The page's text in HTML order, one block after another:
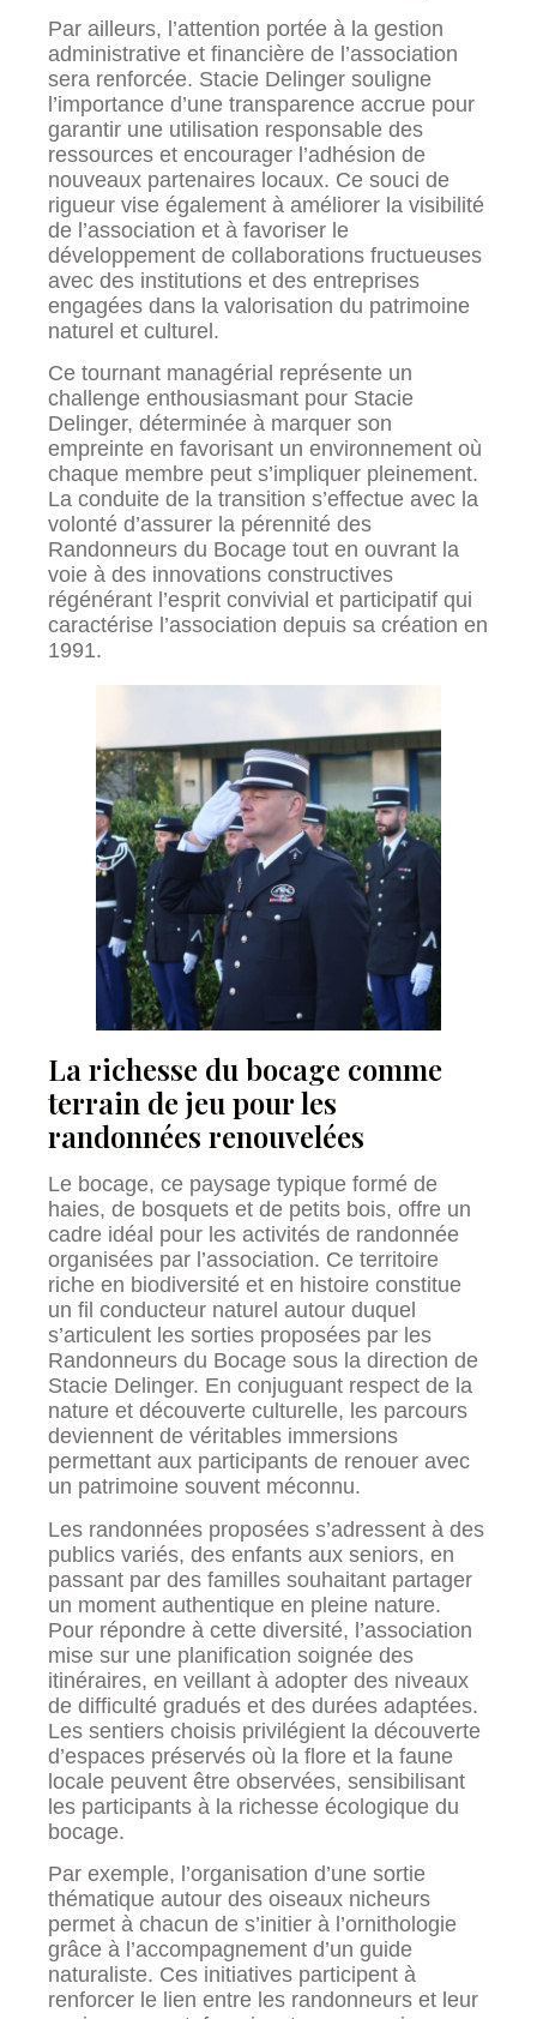
Par ailleurs, l’attention portée à la gestion
administrative et financière de l’association
sera renforcée. Stacie Delinger souligne
l’importance d’une transparence accrue pour
garantir une utilisation responsable des
ressources et encourager l’adhésion de
nouveaux partenaires locaux. Ce souci de
rigueur vise également à améliorer la visibilité
de l’association et à favoriser le
développement de collaborations fructueuses
avec des institutions et des entreprises
engagées dans la valorisation du patrimoine
naturel et culturel.
Ce tournant managérial représente un
challenge enthousiasmant pour Stacie
Delinger, déterminée à marquer son
empreinte en favorisant un environnement où
chaque membre peut s’impliquer pleinement.
La conduite de la transition s’effectue avec la
volonté d’assurer la pérennité des
Randonneurs du Bocage tout en ouvrant la
voie à des innovations constructives
régénérant l’esprit convivial et participatif qui
caractérise l’association depuis sa création en
1991.
La richesse du bocage comme
terrain de jeu pour les
randonnées renouvelées
Le bocage, ce paysage typique formé de
haies, de bosquets et de petits bois, offre un
cadre idéal pour les activités de randonnée
organisées par l’association. Ce territoire
riche en biodiversité et en histoire constitue
un fil conducteur naturel autour duquel
s’articulent les sorties proposées par les
Randonneurs du Bocage sous la direction de
Stacie Delinger. En conjuguant respect de la
nature et découverte culturelle, les parcours
deviennent de véritables immersions
permettant aux participants de renouer avec
un patrimoine souvent méconnu.
Les randonnées proposées s’adressent à des
publics variés, des enfants aux seniors, en
passant par des familles souhaitant partager
un moment authentique en pleine nature.
Pour répondre à cette diversité, l’association
mise sur une planification soignée des
itinéraires, en veillant à adopter des niveaux
de difficulté gradués et des durées adaptées.
Les sentiers choisis privilégient la découverte
d’espaces préservés où la flore et la faune
locale peuvent être observées, sensibilisant
les participants à la richesse écologique du
bocage.
Par exemple, l’organisation d’une sortie
thématique autour des oiseaux nicheurs
permet à chacun de s’initier à l’ornithologie
grâce à l’accompagnement d’un guide
naturaliste. Ces initiatives participent à
renforcer le lien entre les randonneurs et leur